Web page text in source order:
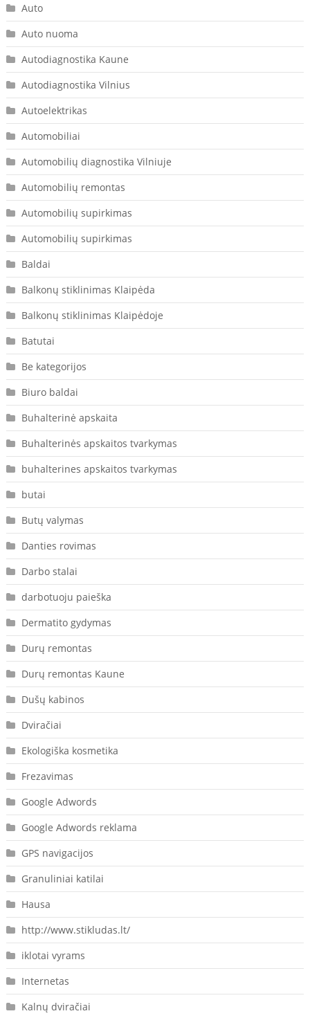
Auto
Auto nuoma
Autodiagnostika Kaune
Autodiagnostika Vilnius
Autoelektrikas
Automobiliai
Automobilių diagnostika Vilniuje
Automobilių remontas
Automobilių supirkimas
Automobilių supirkimas
Baldai
Balkonų stiklinimas Klaipėda
Balkonų stiklinimas Klaipėdoje
Batutai
Be kategorijos
Biuro baldai
Buhalterinė apskaita
Buhalterinės apskaitos tvarkymas
buhalterines apskaitos tvarkymas
butai
Butų valymas
Danties rovimas
Darbo stalai
darbotuoju paieška
Dermatito gydymas
Durų remontas
Durų remontas Kaune
Dušų kabinos
Dviračiai
Ekologiška kosmetika
Frezavimas
Google Adwords
Google Adwords reklama
GPS navigacijos
Granuliniai katilai
Hausa
http://www.stikludas.lt/
iklotai vyrams
Internetas
Kalnų dviračiai